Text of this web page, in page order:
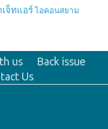
เจ็ทแอร์ ไอคอนสยาม
us
Back issue
Us